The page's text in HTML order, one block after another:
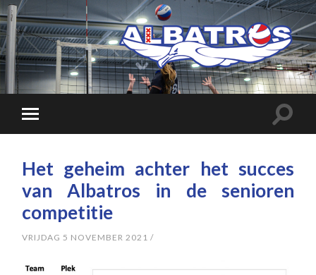
Het geheim achter het succes
van Albatros in de senioren
competitie
VRIJDAG 5 NOVEMBER 2021 /